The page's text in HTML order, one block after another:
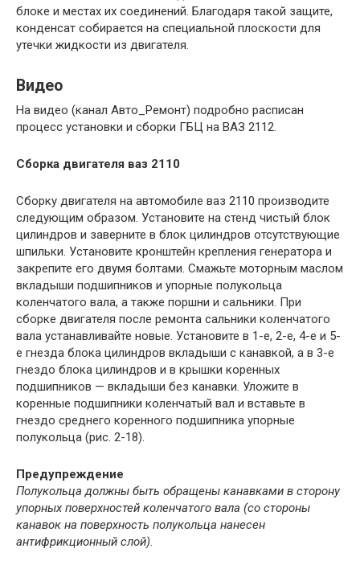
блоке и местах их соединений. Благодаря такой защите,
конденсат собирается на специальной плоскости для
утечки жидкости из двигателя.
Видео
На видео (канал Авто_Ремонт) подробно расписан
процесс установки и сборки ГБЦ на ВАЗ 2112.
Сборка двигателя ваз 2110
Сборку двигателя на автомобиле ваз 2110 производите
следующим образом. Установите на стенд чистый блок
цилиндров и заверните в блок цилиндров отсутствующие
шпильки. Установите кронштейн крепления генератора и
закрепите его двумя болтами. Смажьте моторным маслом
вкладыши подшипников и упорные полукольца
коленчатого вала, а также поршни и сальники. При
сборке двигателя после ремонта сальники коленчатого
вала устанавливайте новые. Установите в 1-е, 2-е, 4-е и 5-
е гнезда блока цилиндров вкладыши с канавкой, а в 3-е
гнездо блока цилиндров и в крышки коренных
подшипников — вкладыши без канавки. Уложите в
коренные подшипники коленчатый вал и вставьте в
гнездо среднего коренного подшипника упорные
полукольца (рис. 2-18).
Предупреждение
Полукольца должны быть обращены канавками в сторону
упорных поверхностей коленчатого вала (со стороны
канавок на поверхность полукольца нанесен
антифрикционный слой).